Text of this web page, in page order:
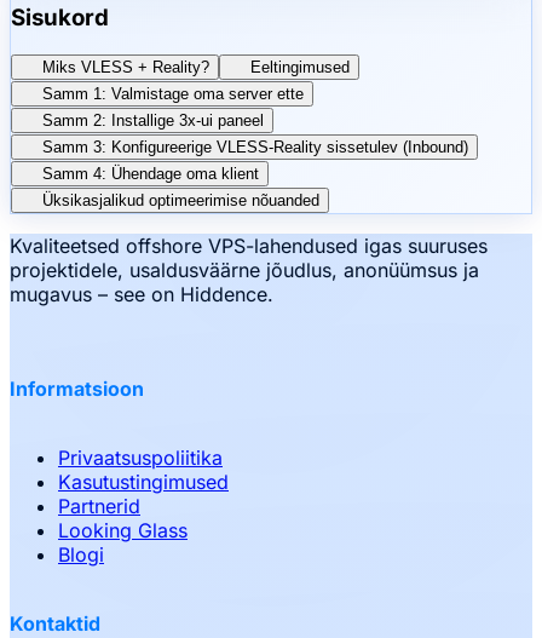
Sisukord
Miks VLESS + Reality?
Eeltingimused
Samm 1: Valmistage oma server ette
Samm 2: Installige 3x-ui paneel
Samm 3: Konfigureerige VLESS-Reality sissetulev (Inbound)
Samm 4: Ühendage oma klient
Üksikasjalikud optimeerimise nõuanded
Kvaliteetsed offshore VPS-lahendused igas suuruses
projektidele, usaldusväärne jõudlus, anonüümsus ja
mugavus – see on Hiddence.
Informatsioon
Privaatsuspoliitika
Kasutustingimused
Partnerid
Looking Glass
Blogi
Kontaktid